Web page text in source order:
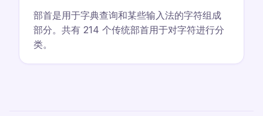
部首是用于字典查询和某些输入法的字符组成
部分。共有 214 个传统部首用于对字符进行分
类。